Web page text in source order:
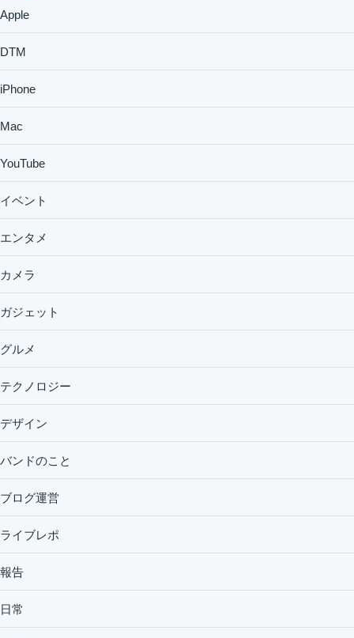
Apple
DTM
iPhone
Mac
YouTube
イベント
エンタメ
カメラ
ガジェット
グルメ
テクノロジー
デザイン
バンドのこと
ブログ運営
ライブレポ
報告
日常